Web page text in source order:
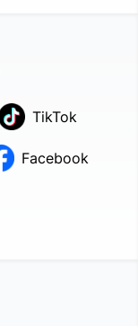
TikTok
Facebook